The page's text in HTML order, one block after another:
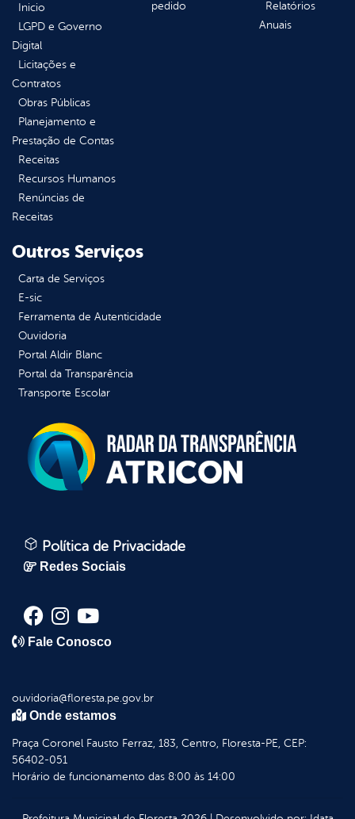
Inicio
LGPD e Governo
Digital
Licitações e
Contratos
Obras Públicas
Planejamento e
Prestação de Contas
Receitas
Recursos Humanos
Renúncias de
Receitas
pedido
Relatórios
Anuais
Outros Serviços
Carta de Serviços
E-sic
Ferramenta de Autenticidade
Ouvidoria
Portal Aldir Blanc
Portal da Transparência
Transporte Escolar
Política de Privacidade
Redes Sociais
Fale Conosco
ouvidoria@floresta.pe.gov.br
Onde estamos
Praça Coronel Fausto Ferraz, 183, Centro, Floresta-PE, CEP:
56402-051
Horário de funcionamento das 8:00 às 14:00